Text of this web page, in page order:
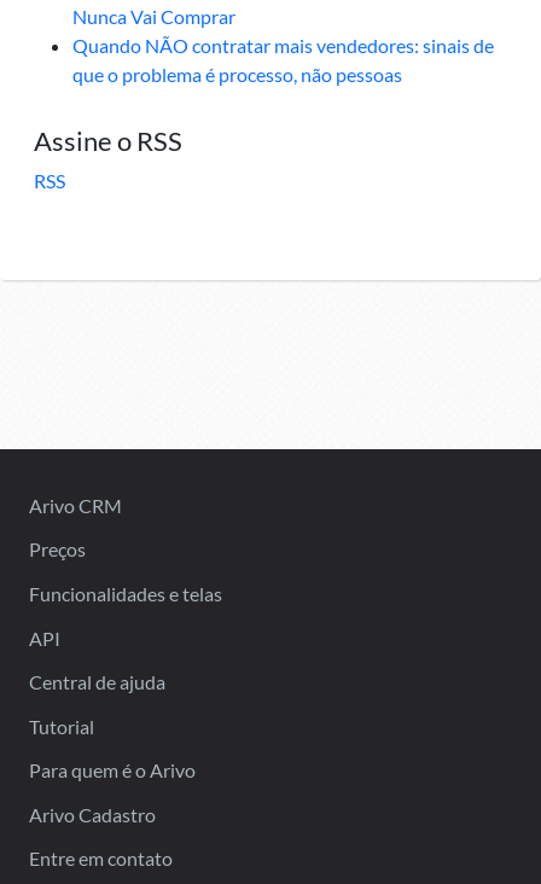
Nunca Vai Comprar
Quando NÃO contratar mais vendedores: sinais de
que o problema é processo, não pessoas
Assine o RSS
RSS
Arivo CRM
Preços
Funcionalidades e telas
API
Central de ajuda
Tutorial
Para quem é o Arivo
Arivo Cadastro
Entre em contato